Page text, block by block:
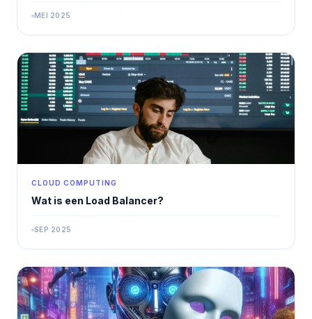
MEI 2025
CLOUD COMPUTING
Wat is een Load Balancer?
SEP 2025